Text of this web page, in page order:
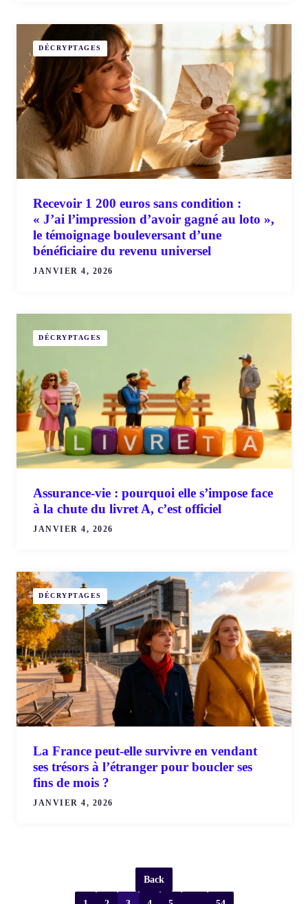
DÉCRYPTAGES
Recevoir 1 200 euros sans condition :
« J’ai l’impression d’avoir gagné au loto »,
le témoignage bouleversant d’une
bénéficiaire du revenu universel
JANVIER 4, 2026
DÉCRYPTAGES
Assurance-vie : pourquoi elle s’impose face
à la chute du livret A, c’est officiel
JANVIER 4, 2026
DÉCRYPTAGES
La France peut-elle survivre en vendant
ses trésors à l’étranger pour boucler ses
fins de mois ?
JANVIER 4, 2026
Back